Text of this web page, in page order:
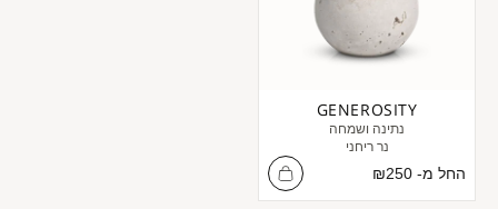
GENEROSITY
נתינה ושמחה
נר ריחני
מחיר מבצע
החל מ- 250
₪